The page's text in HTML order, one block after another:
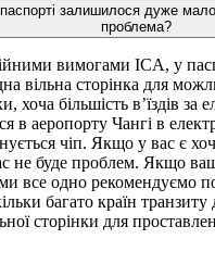
залишилося дуже
проблема?
вимогами ICA, у
вільна сторінка для
хоча більшість в’їздів
в аеропорту Чангі в
чіп. Якщо у вас є
не буде проблем. Якщо
все одно рекомендуємо
багато країн
сторінки для